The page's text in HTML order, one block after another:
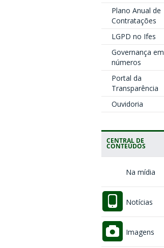
Plano Anual de
Contratações
LGPD no Ifes
Governança em
números
Portal da
Transparência
Ouvidoria
CENTRAL DE
CONTEÚDOS
Na mídia
Notícias
Imagens